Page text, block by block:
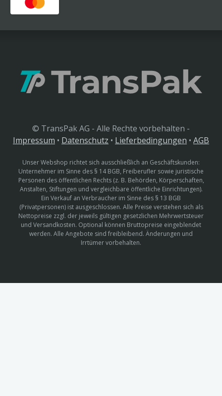
© TransPak AG - Alle Rechte vorbehalten -
Impressum • Datenschutz • Lieferbedingungen • AGB
Unser Webshop richtet sich ausschließlich an Geschäftskunden:
Unternehmer im Sinne des § 14 BGB, Freiberufler sowie juristische
Personen des öffentlichen Rechts (z. B. Behörden, Körperschaften,
Anstalten, Stiftungen und vergleichbare öffentliche Einrichtungen).
Ein Verkauf an Verbraucher im Sinne des § 13 BGB
(Privatpersonen) ist ausgeschlossen. Alle Preise verstehen sich als
Nettopreise zzgl. der jeweils gültigen gesetzlichen Mehrwertsteuer
und Versandkosten. Optional können Bruttopreise eingeblendet
werden. Alle Angebote sind freibleibend. Änderungen und
Irrtümer vorbehalten.